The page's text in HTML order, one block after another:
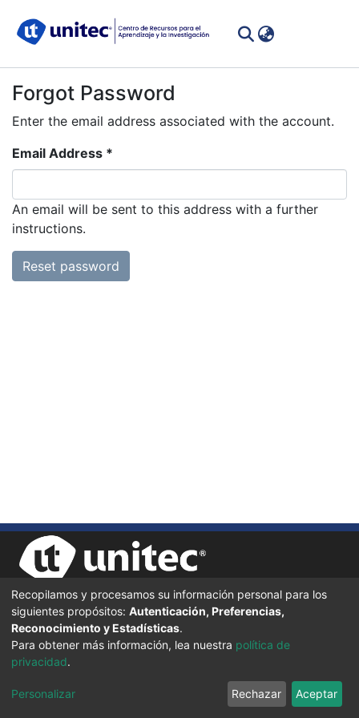
Communities
&
Collections
All of DSpace
Forgot Password
Enter the email address associated with the account.
Email Address *
An email will be sent to this address with a further
instructions.
Reset password
UNIVERSIDAD TECNOLÓGICA CENTROAMERICANA UNITEC
BOULEVARD KENNEDY, V-782, FRENTE A RESIDENCIAL HONDURAS.
TEGUCIGALPA, FRANCISCO MORAZÁN, 11101
Desarrollado en DSpace - Versión 7.6 por |IGNITE
Recopilamos y procesamos su información personal para los
siguientes propósitos: Autenticación, Preferencias,
Reconocimiento y Estadísticas.
Para obtener más información, lea nuestra política de
privacidad.
Personalizar Rechazar Aceptar